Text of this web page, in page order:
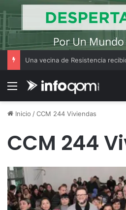
Menú
Inicio /CCM 244 Viviendas
CCM 244